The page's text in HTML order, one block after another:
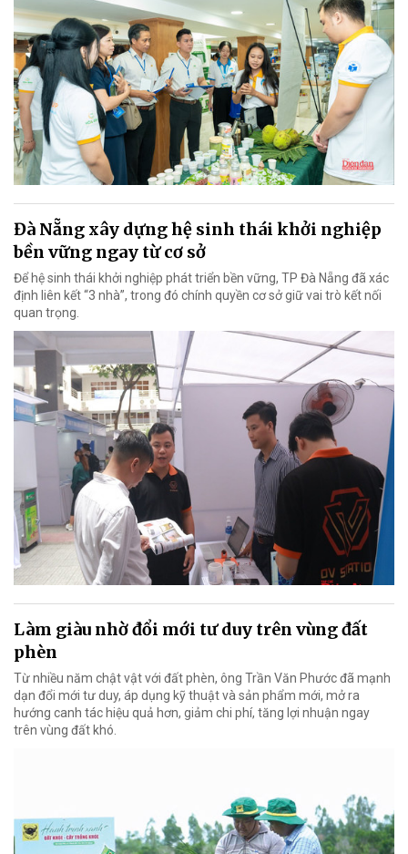
Đà Nẵng xây dựng hệ sinh thái khởi nghiệp
bền vững ngay từ cơ sở
Để hệ sinh thái khởi nghiệp phát triển bền vững, TP Đà Nẵng đã xác
định liên kết “3 nhà”, trong đó chính quyền cơ sở giữ vai trò kết nối
quan trọng.
Làm giàu nhờ đổi mới tư duy trên vùng đất
phèn
Từ nhiều năm chật vật với đất phèn, ông Trần Văn Phước đã mạnh
dạn đổi mới tư duy, áp dụng kỹ thuật và sản phẩm mới, mở ra
hướng canh tác hiệu quả hơn, giảm chi phí, tăng lợi nhuận ngay
trên vùng đất khó.